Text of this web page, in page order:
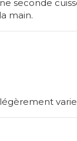
seconde
main.